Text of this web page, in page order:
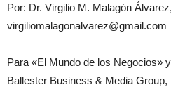
Por: Dr. Virgilio M. Malagón
virgiliomalagonalvarez@gmail.com
Para «El Mundo de los Negocios»
Ballester Business & Media Group,